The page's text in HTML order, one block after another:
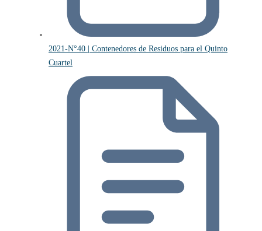
2021-N°40 | Contenedores de Residuos para el Quinto
Cuartel